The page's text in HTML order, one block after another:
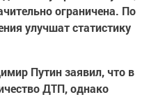
ограничена. По
улучшат статистику
Путин заявил, что в
ДТП, однако